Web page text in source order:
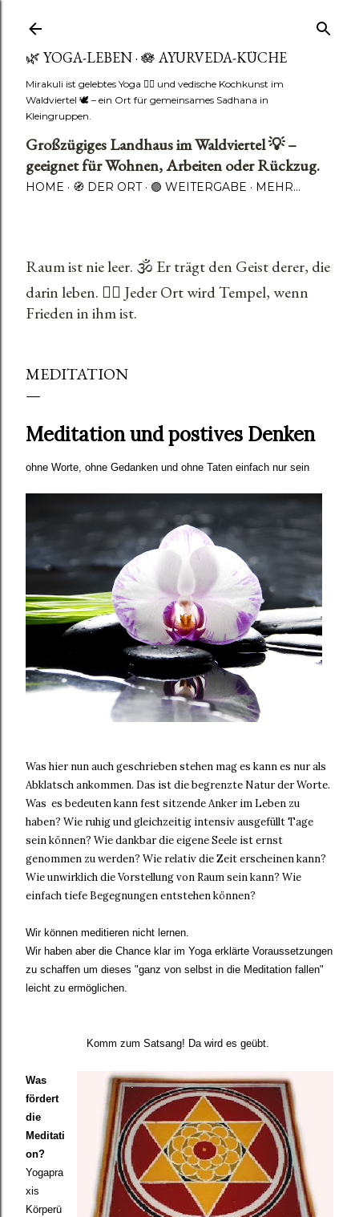
🌿 YOGA-LEBEN · 🪷 AYURVEDA-KÜCHE
Mirakuli ist gelebtes Yoga 🧘‍♂️ und vedische Kochkunst im
Waldviertel 🕊️ – ein Ort für gemeinsames Sadhana in
Kleingruppen.
Großzügiges Landhaus im Waldviertel 💡 –
geeignet für Wohnen, Arbeiten oder Rückzug.
HOME 🧭 DER ORT 🟣 WEITERGABE MEHR…
Raum ist nie leer. 🕉️ Er trägt den Geist derer, die
darin leben. 🧘‍♂️ Jeder Ort wird Tempel, wenn
Frieden in ihm ist.
MEDITATION
Meditation und postives Denken
ohne Worte, ohne Gedanken und ohne Taten einfach nur sein
Was hier nun auch geschrieben stehen mag es kann es nur als
Abklatsch ankommen. Das ist die begrenzte Natur der Worte.
Was es bedeuten kann fest sitzende Anker im Leben zu
haben? Wie ruhig und gleichzeitig intensiv ausgefüllt Tage
sein können? Wie dankbar die eigene Seele ist ernst
genommen zu werden? Wie relativ die Zeit erscheinen kann?
Wie unwirklich die Vorstellung von Raum sein kann? Wie
einfach tiefe Begegnungen entstehen können?
Wir können meditieren nicht lernen.
Wir haben aber die Chance klar im Yoga erklärte Voraussetzungen
zu schaffen um dieses "ganz von selbst in die Meditation fallen"
leicht zu ermöglichen.
Komm zum Satsang! Da wird es geübt.
Was
fördert
die
Meditati
on?
Yogapra
xis
Körperü